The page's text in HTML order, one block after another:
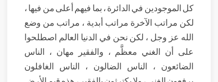
كل الموجودين في الدائرة ، بما فيهم أعلى من فيها ،
لكن مراتب الآخرة مراتب أبدية ، مراتب من وضع
الله عز وجل ، لكن نحن في الدنيا العالم اصطلحوا
على أن الغني معظَّم ، والفقير مهان ، الناس
الضائعون ، الناس الضالون ، الناس الغافلون